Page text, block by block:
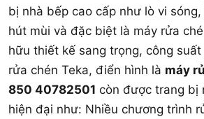
bị nhà bếp cao cấp như lò vi
hút mùi và đặc biệt là máy rửa
hữu thiết kế sang trọng, công
rửa chén Teka, điển hình là máy
850 40782501 còn được trang bị
hiện đại như: Nhiều chương trình